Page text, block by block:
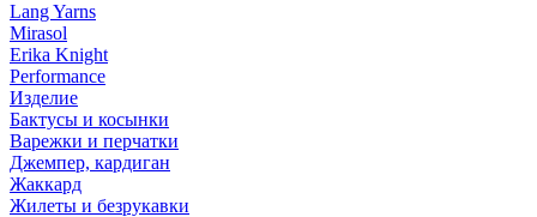
Lang Yarns
Mirasol
Erika Knight
Performance
Изделие
Бактусы и косынки
Варежки и перчатки
Джемпер, кардиган
Жаккард
Жилеты и безрукавки